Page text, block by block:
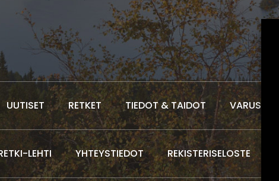
UUTISET RETKET TIEDOT & TAIDOT VARUSTEET
LEHTI YHTEYSTIEDOT REKISTERISELOSTE